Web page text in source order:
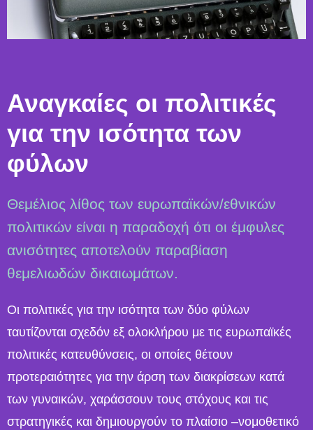
Αναγκαίες οι πολιτικές
για την ισότητα των
φύλων
Θεμέλιος λίθος των ευρωπαϊκών/εθνικών
πολιτικών είναι η παραδοχή ότι οι έμφυλες
ανισότητες αποτελούν παραβίαση
θεμελιωδών δικαιωμάτων.
Οι πολιτικές για την ισότητα των δύο φύλων
ταυτίζονται σχεδόν εξ ολοκλήρου με τις ευρωπαϊκές
πολιτικές κατευθύνσεις, οι οποίες θέτουν
προτεραιότητες για την άρση των διακρίσεων κατά
των γυναικών, χαράσσουν τους στόχους και τις
στρατηγικές και δημιουργούν το πλαίσιο –νομοθετικό